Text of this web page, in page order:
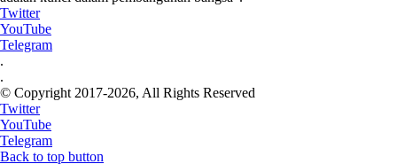
Twitter
YouTube
Telegram
.
.
© Copyright 2017-2026, All Rights Reserved
Twitter
YouTube
Telegram
Back to top button